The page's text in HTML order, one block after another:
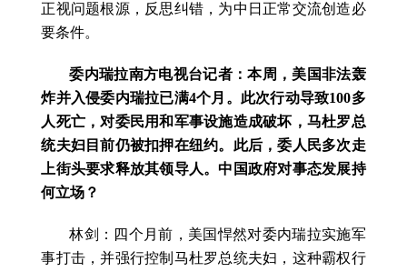
正视问题根源，反思纠错，为中日正常交流创造必
要条件。
委内瑞拉南方电视台记者：本周，美国非法轰
炸并入侵委内瑞拉已满4个月。此次行动导致100多
人死亡，对委民用和军事设施造成破坏，马杜罗总
统夫妇目前仍被扣押在纽约。此后，委人民多次走
上街头要求释放其领导人。中国政府对事态发展持
何立场？
林剑：四个月前，美国悍然对委内瑞拉实施军
事打击，并强行控制马杜罗总统夫妇，这种霸权行